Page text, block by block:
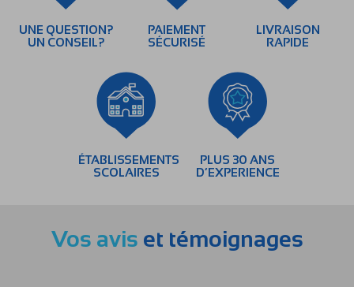
UNE QUESTION?
UN CONSEIL?
PAIEMENT
SÉCURISÉ
LIVRAISON
RAPIDE
ÉTABLISSEMENTS
SCOLAIRES
PLUS 30 ANS
D’EXPERIENCE
Vos avis et témoignages